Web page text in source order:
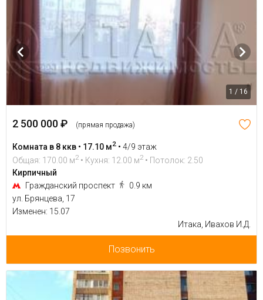
1 / 16
2 500 000 ₽ (прямая продажа)
Комната в 8 ккв • 17.10 м2 • 4/9 этаж
Общая: 170.00 м2 • Кухня: 12.00 м2 • Потолок: 2.50
Кирпичный
Гражданский проспект
0.9 км
ул. Брянцева, 17
Изменен: 15.07
Итака, Ивахов И.Д.
Позвонить